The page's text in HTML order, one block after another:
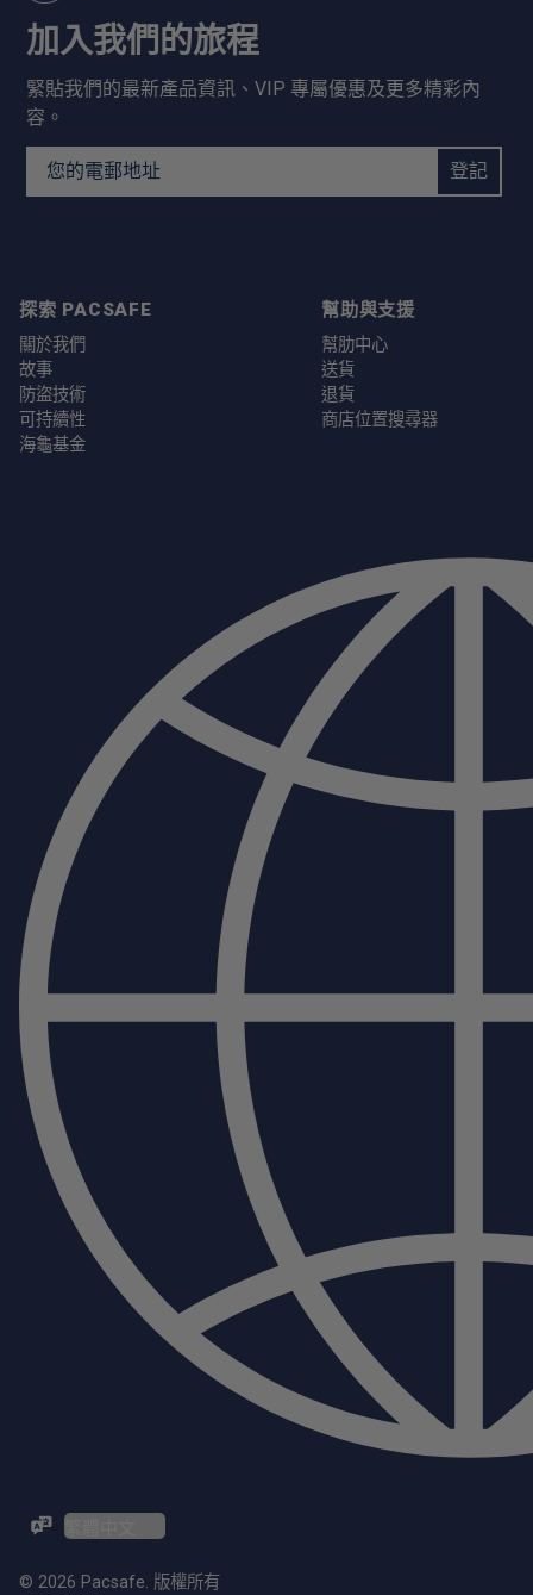
加入我們的旅程
緊貼我們的最新產品資訊、VIP 專屬優惠及更多精彩內
容。
Email Address
登記
探索 PACSAFE
關於我們
故事
防盜技術
可持續性
海龜基金
幫助與支援
幫肋中心
送貨
退貨
商店位置搜尋器
ZH-TW / EN
© 2026 Pacsafe. 版權所有